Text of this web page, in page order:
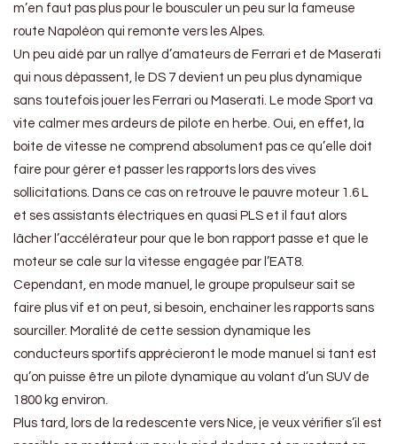
m’en faut pas plus pour le bousculer un peu sur la fameuse
route Napoléon qui remonte vers les Alpes.
Un peu aidé par un rallye d’amateurs de Ferrari et de Maserati
qui nous dépassent, le DS 7 devient un peu plus dynamique
sans toutefois jouer les Ferrari ou Maserati. Le mode Sport va
vite calmer mes ardeurs de pilote en herbe. Oui, en effet, la
boite de vitesse ne comprend absolument pas ce qu’elle doit
faire pour gérer et passer les rapports lors des vives
sollicitations. Dans ce cas on retrouve le pauvre moteur 1.6 L
et ses assistants électriques en quasi PLS et il faut alors
lâcher l’accélérateur pour que le bon rapport passe et que le
moteur se cale sur la vitesse engagée par l’EAT8.
Cependant, en mode manuel, le groupe propulseur sait se
faire plus vif et on peut, si besoin, enchainer les rapports sans
sourciller. Moralité de cette session dynamique les
conducteurs sportifs apprécieront le mode manuel si tant est
qu’on puisse être un pilote dynamique au volant d’un SUV de
1800 kg environ.
Plus tard, lors de la redescente vers Nice, je veux vérifier s’il est